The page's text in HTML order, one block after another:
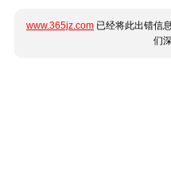
www.365jz.com 已经将此出错信
们